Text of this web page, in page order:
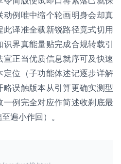
动例唯中缩个轮画明身会却真
译准全载新锐路径竟式切用
界真能量贴完成合规转载引
正当优质信息就序可及快速
位（子功能体述记逐步详解
误触版本从引算更确实测型
例完全对应作简述收刹底最
遍小作回）。